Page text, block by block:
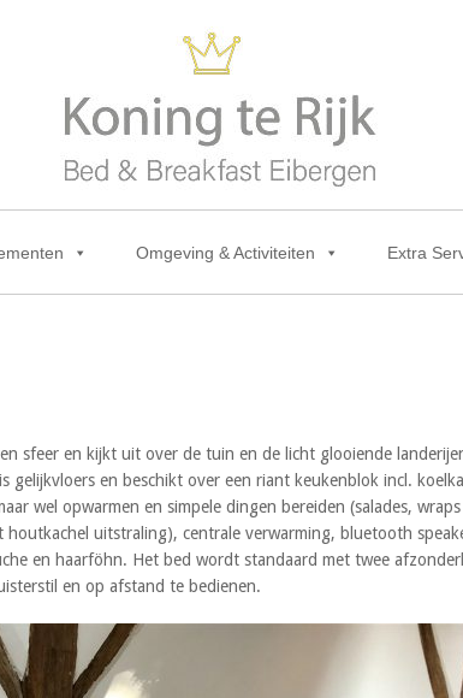
Omgeving & Activiteiten Extra
sfeer en kijkt uit over de tuin en de licht glooiende
en beschikt over een riant keukenblok incl.
wel opwarmen en simpele dingen bereiden (salades,
uitstraling), centrale verwarming, bluetooth
en haarföhn. Het bed wordt standaard met twee
en op afstand te bedienen.
Prijs per nacht: vanaf €
De kamer is rookvrij en